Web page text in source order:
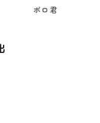
ポロ君